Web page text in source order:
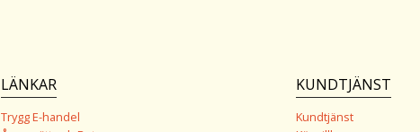
LÄNKAR
Trygg E-handel
KUNDTJÄNST
Kundtjänst